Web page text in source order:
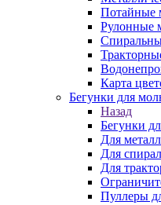
Потайные
Рулонные
Карта
Бегунки для
Назад
Бегунки
Для
Для
Для
Пуллеры